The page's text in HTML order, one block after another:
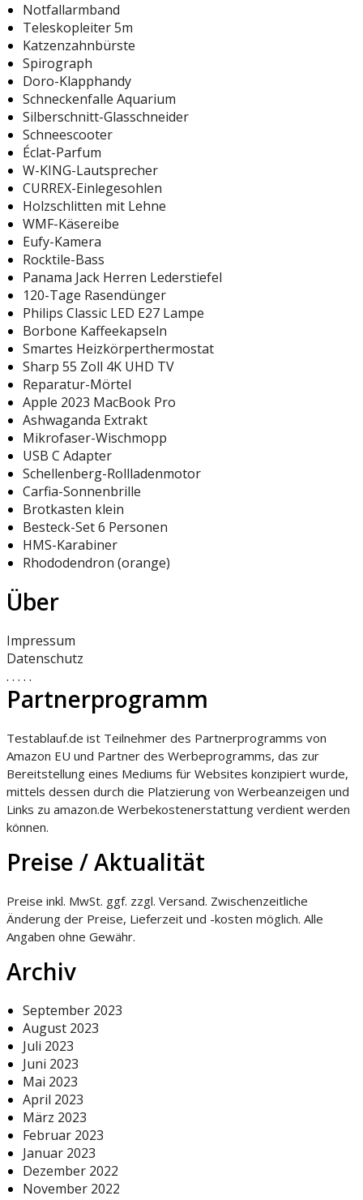
Notfallarmband
Teleskopleiter 5m
Katzenzahnbürste
Spirograph
Doro-Klapphandy
Schneckenfalle Aquarium
Silberschnitt-Glasschneider
Schneescooter
Éclat-Parfum
W-KING-Lautsprecher
CURREX-Einlegesohlen
Holzschlitten mit Lehne
WMF-Käsereibe
Eufy-Kamera
Rocktile-Bass
Panama Jack Herren Lederstiefel
120-Tage Rasendünger
Philips Classic LED E27 Lampe
Borbone Kaffeekapseln
Smartes Heizkörperthermostat
Sharp 55 Zoll 4K UHD TV
Reparatur-Mörtel
Apple 2023 MacBook Pro
Ashwaganda Extrakt
Mikrofaser-Wischmopp
USB C Adapter
Schellenberg-Rollladenmotor
Carfia-Sonnenbrille
Brotkasten klein
Besteck-Set 6 Personen
HMS-Karabiner
Rhododendron (orange)
Über
Impressum
Datenschutz
. . . . .
Partnerprogramm
Testablauf.de ist Teilnehmer des Partnerprogramms von
Amazon EU und Partner des Werbeprogramms, das zur
Bereitstellung eines Mediums für Websites konzipiert wurde,
mittels dessen durch die Platzierung von Werbeanzeigen und
Links zu amazon.de Werbekostenerstattung verdient werden
können.
Preise / Aktualität
Preise inkl. MwSt. ggf. zzgl. Versand. Zwischenzeitliche
Änderung der Preise, Lieferzeit und -kosten möglich. Alle
Angaben ohne Gewähr.
Archiv
September 2023
August 2023
Juli 2023
Juni 2023
Mai 2023
April 2023
März 2023
Februar 2023
Januar 2023
Dezember 2022
November 2022